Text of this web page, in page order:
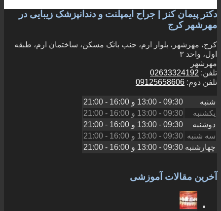
دکتر پیمان کنز | جراح ایمپلنت و دندانپزشک زیبایی در
مهرشهر کرج
کرج، مهرشهر، بلوار ارم، جنب بانک مسکن، ساختمان ارم، طبقه
اول، واحد ۳
مهرشهر
تلفن: 02633324192
تلفن دوم: 09125658606
شنبه 09:30 - 13:00 و 16:00 - 21:00
یکشنبه
09:30 - 13:00 و 16:00 - 21:00
دوشنبه
09:30 - 13:00 و 16:00 - 21:00
سه شنبه 09:30 - 13:00 و 16:00 - 21:00
چهارشنبه 09:30 - 13:00 و 16:00 - 21:00
آخرین مقالات آموزشی